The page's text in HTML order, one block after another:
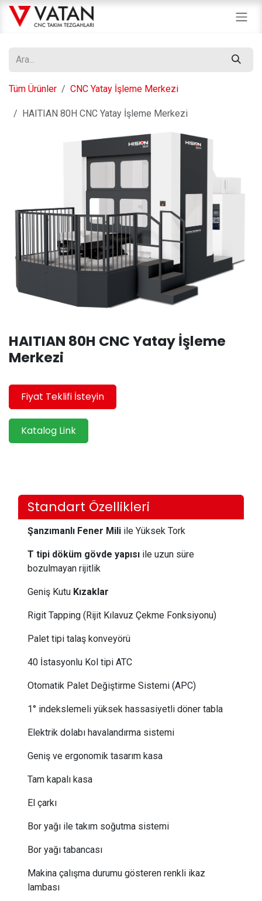
İçereği Atla
Tüm Ürünler CNC Yatay İşleme Merkezi
HAITIAN 80H CNC Yatay İşleme Merkezi
HAITIAN 80H CNC Yatay İşleme
Merkezi
Fiyat Teklifi İsteyin
Katalog Link
Standart Özellikleri
Şanzımanlı Fener Mili ile Yüksek Tork
T tipi döküm gövde yapısı ile uzun süre
bozulmayan rijitlik
Geniş Kutu Kızaklar
Rigit Tapping (Rijit Kılavuz Çekme Fonksiyonu)
Palet tipi talaş konveyörü
40 İstasyonlu Kol tipi ATC
Otomatik Palet Değiştirme Sistemi (APC)
1° indekslemeli yüksek hassasiyetli döner tabla
​Elektrik dolabı havalandırma sistemi
Geniş ve ergonomik tasarım kasa
Tam kapalı kasa
El çarkı
Bor yağı ile takım soğutma sistemi
Bor yağı tabancası
Makina çalışma durumu gösteren renkli ikaz
lambası